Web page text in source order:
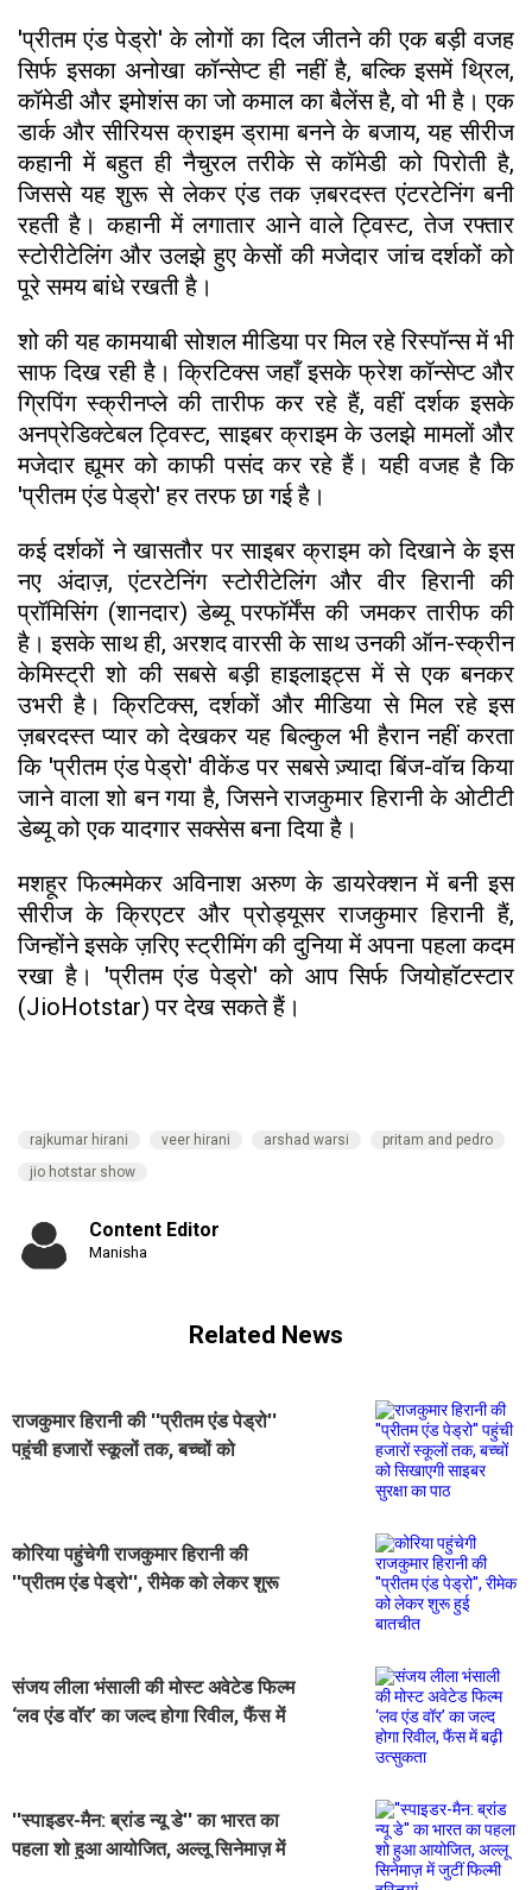
'प्रीतम एंड पेड्रो' के लोगों का दिल जीतने की एक बड़ी वजह
सिर्फ इसका अनोखा कॉन्सेप्ट ही नहीं है, बल्कि इसमें थ्रिल,
कॉमेडी और इमोशंस का जो कमाल का बैलेंस है, वो भी है। एक
डार्क और सीरियस क्राइम ड्रामा बनने के बजाय, यह सीरीज
कहानी में बहुत ही नैचुरल तरीके से कॉमेडी को पिरोती है,
जिससे यह शुरू से लेकर एंड तक ज़बरदस्त एंटरटेनिंग बनी
रहती है। कहानी में लगातार आने वाले ट्विस्ट, तेज रफ्तार
स्टोरीटेलिंग और उलझे हुए केसों की मजेदार जांच दर्शकों को
पूरे समय बांधे रखती है।
​शो की यह कामयाबी सोशल मीडिया पर मिल रहे रिस्पॉन्स में भी
साफ दिख रही है। क्रिटिक्स जहाँ इसके फ्रेश कॉन्सेप्ट और
ग्रिपिंग स्क्रीनप्ले की तारीफ कर रहे हैं, वहीं दर्शक इसके
अनप्रेडिक्टेबल ट्विस्ट, साइबर क्राइम के उलझे मामलों और
मजेदार ह्यूमर को काफी पसंद कर रहे हैं। यही वजह है कि
'प्रीतम एंड पेड्रो' हर तरफ छा गई है।
​कई दर्शकों ने खासतौर पर साइबर क्राइम को दिखाने के इस
नए अंदाज़, एंटरटेनिंग स्टोरीटेलिंग और वीर हिरानी की
प्रॉमिसिंग (शानदार) डेब्यू परफॉर्मेंस की जमकर तारीफ की
है। इसके साथ ही, अरशद वारसी के साथ उनकी ऑन-स्क्रीन
केमिस्ट्री शो की सबसे बड़ी हाइलाइट्स में से एक बनकर
उभरी है। क्रिटिक्स, दर्शकों और मीडिया से मिल रहे इस
ज़बरदस्त प्यार को देखकर यह बिल्कुल भी हैरान नहीं करता
कि 'प्रीतम एंड पेड्रो' वीकेंड पर सबसे ज़्यादा बिंज-वॉच किया
जाने वाला शो बन गया है, जिसने राजकुमार हिरानी के ओटीटी
डेब्यू को एक यादगार सक्सेस बना दिया है।
​मशहूर फिल्ममेकर अविनाश अरुण के डायरेक्शन में बनी इस
सीरीज के क्रिएटर और प्रोड्यूसर राजकुमार हिरानी हैं,
जिन्होंने इसके ज़रिए स्ट्रीमिंग की दुनिया में अपना पहला कदम
रखा है। 'प्रीतम एंड पेड्रो' को आप सिर्फ जियोहॉटस्टार
(JioHotstar) पर देख सकते हैं।
rajkumar hirani veer hirani arshad warsi
pritam and pedro
jio hotstar show
Content Editor
Manisha
Related News
राजकुमार हिरानी की ''प्रीतम एंड पेड्रो''
पहुंची हजारों स्कूलों तक, बच्चों को
कोरिया पहुंचेगी राजकुमार हिरानी की
''प्रीतम एंड पेड्रो'', रीमेक को लेकर शुरू
संजय लीला भंसाली की मोस्ट अवेटेड फिल्म
‘लव एंड वॉर’ का जल्द होगा रिवील, फैंस में
''स्पाइडर-मैन: ब्रांड न्यू डे'' का भारत का
पहला शो हुआ आयोजित, अल्लू सिनेमाज़ में